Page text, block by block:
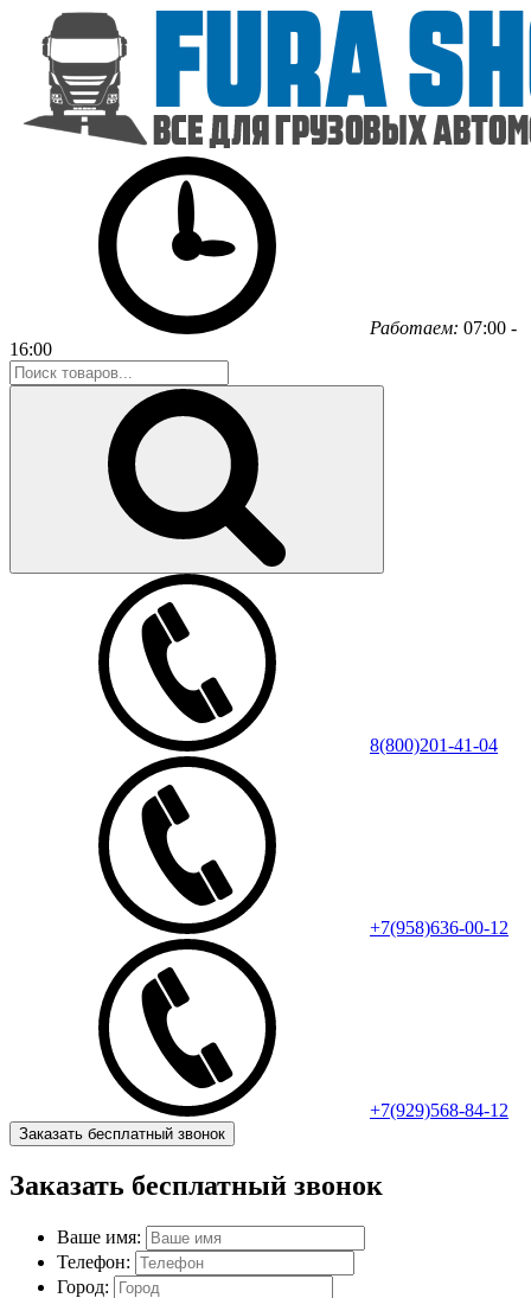
Работаем: 07:00 -
16:00
8(800)201-41-04
+7(958)636-00-12
+7(929)568-84-12
Заказать бесплатный звонок
Заказать бесплатный звонок
Ваше имя:
Телефон:
Город: